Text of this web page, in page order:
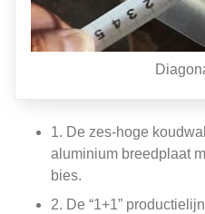
1. De zes-hoge
aluminium breedplaat
bies.
2. De “1+1”